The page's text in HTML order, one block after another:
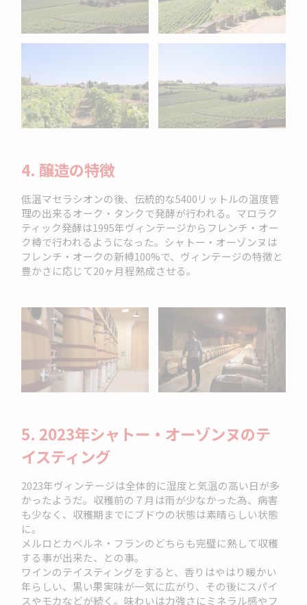
4. 醸造の特徴
低温マセラシオンの後、伝統的な5400リットルの温度管
理の出来るオーク・タンクで発酵が行われる。マロラク
ティック発酵は1995年ヴィンテージからフレンチ・オー
ク樽で行われるようになった。シャトー・オーゾンヌは
フレンチ・オークの新樽100%で、ヴィンテージの特徴と
豊かさに応じて20ヶ月程熟成させる。
5. 2023年シャトー・オーゾンヌのテ
イスティング
2023年ヴィンテージは全体的に湿度と気温の高い日が多
かったようだ。収穫前の７月は雨が少なかった為、病害
も少なく、収穫期までにブドウの状態は素晴らしい状態
に。
メルロとカベルネ・フランのどちらも完璧に熟して収穫
する事が出来た、との事。
ワインのテイスティングをすると、香りはやはり暖かい
年らしい、黒い果実味が一気に広がり、その後にスパイ
スやモカなどが続く。味わいは力強さにミネラル感やフ